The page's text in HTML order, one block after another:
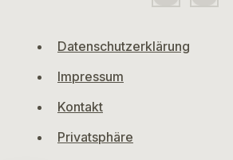
Datenschutzerklärung
Impressum
Kontakt
Privatsphäre